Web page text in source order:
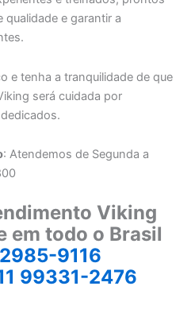
qualidade e garantir a
e tenha a tranquilidade de que
será cuidada por
: Atendemos de Segunda a
Viking
em todo o Brasil
9116
99331-2476